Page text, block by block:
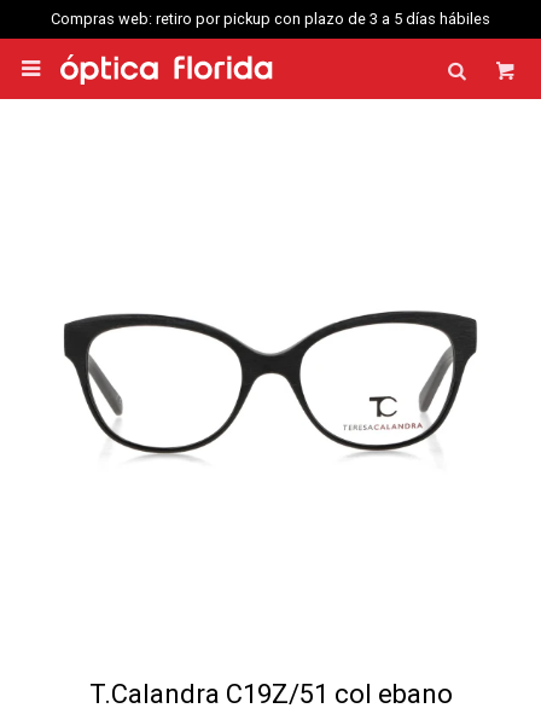
Compras web: retiro por pickup con plazo de 3 a 5 días hábiles

T.Calandra C19Z/51 col ebano